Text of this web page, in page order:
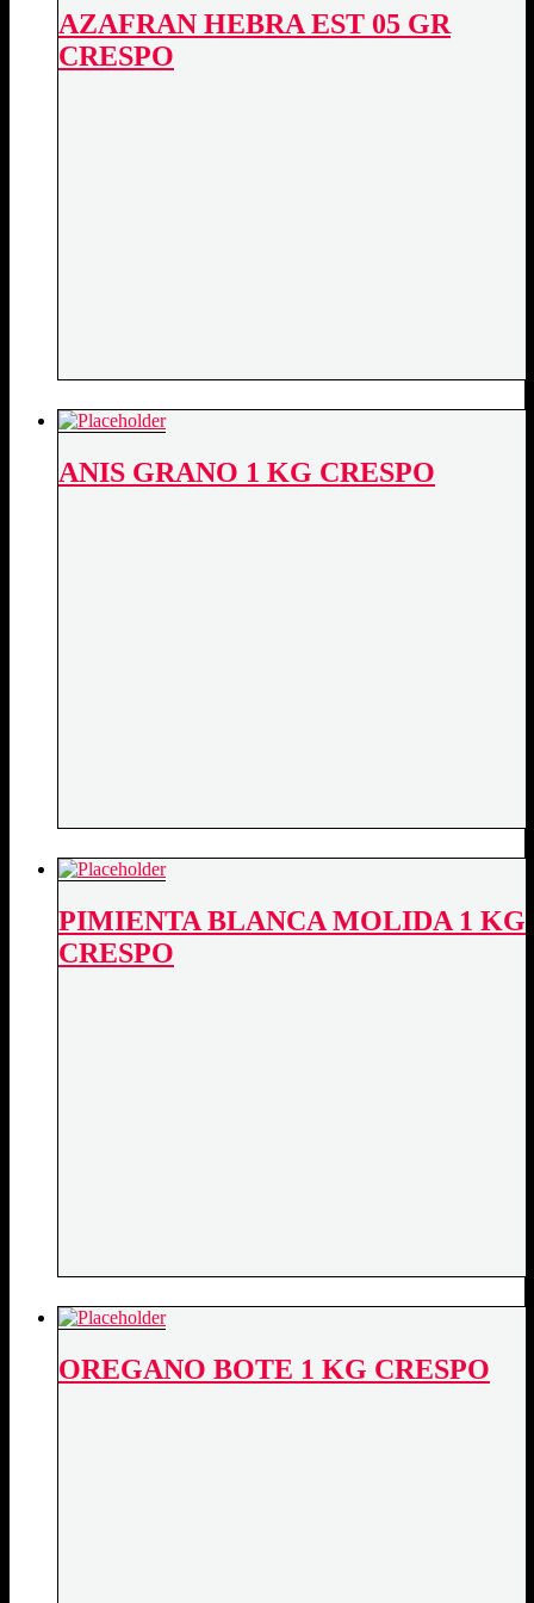
AZAFRAN HEBRA EST 05 GR
CRESPO
ANIS GRANO 1 KG CRESPO
PIMIENTA BLANCA MOLIDA 1 KG
CRESPO
OREGANO BOTE 1 KG CRESPO